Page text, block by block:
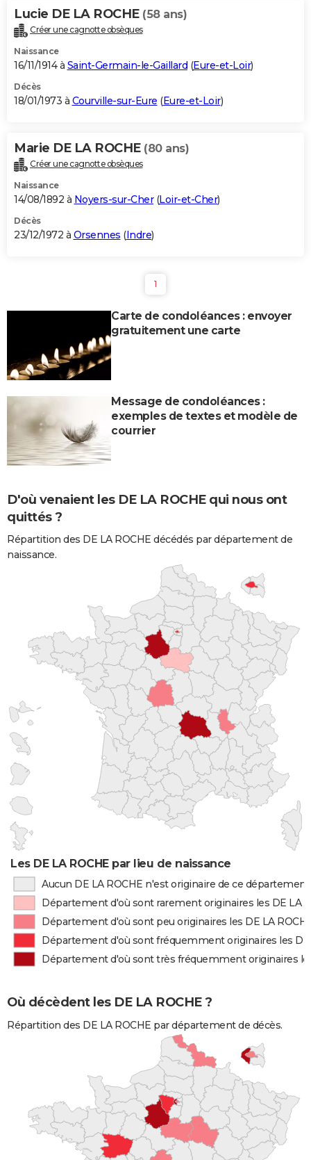
Lucie DE LA ROCHE (58 ans)
Créer une cagnotte obsèques
Naissance
16/11/1914 à Saint-Germain-le-Gaillard (Eure-et-Loir)
Décès
18/01/1973 à Courville-sur-Eure (Eure-et-Loir)
Marie DE LA ROCHE (80 ans)
Créer une cagnotte obsèques
Naissance
14/08/1892 à Noyers-sur-Cher(Loir-et-Cher)
Décès
23/12/1972 à Orsennes (Indre)
1
Carte de condoléances : envoyer
gratuitement une carte
Message de condoléances :
exemples de textes et modèle de
courrier
D'où venaient les DE LA ROCHE qui nous ont
quittés ?
Répartition des DE LA ROCHE décédés par département de
naissance.
Les DE LA ROCHE par lieu de naissance
Aucun DE LA ROCHE n'est originaire de ce département
Département d'où sont rarement originaires les DE LA
Département d'où sont peu originaires les DE LA
Département d'où sont fréquemment originaires les DE
Département d'où sont très fréquemment originaires
Où décèdent les DE LA ROCHE ?
Répartition des DE LA ROCHE par département de décès.